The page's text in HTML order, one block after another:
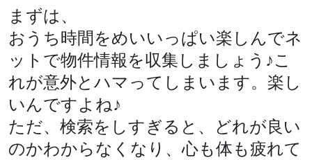
まずは、
おうち時間をめいいっぱい楽しんでネ
ットで物件情報を収集しましょう♪こ
れが意外とハマってしまいます。楽し
いんですよね♪
ただ、検索をしすぎると、どれが良い
のかわからなくなり、心も体も疲れて